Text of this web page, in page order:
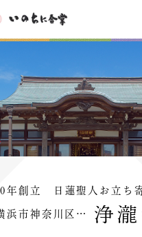
年創立 日蓮聖人お立ち
浜市神奈川区… 浄